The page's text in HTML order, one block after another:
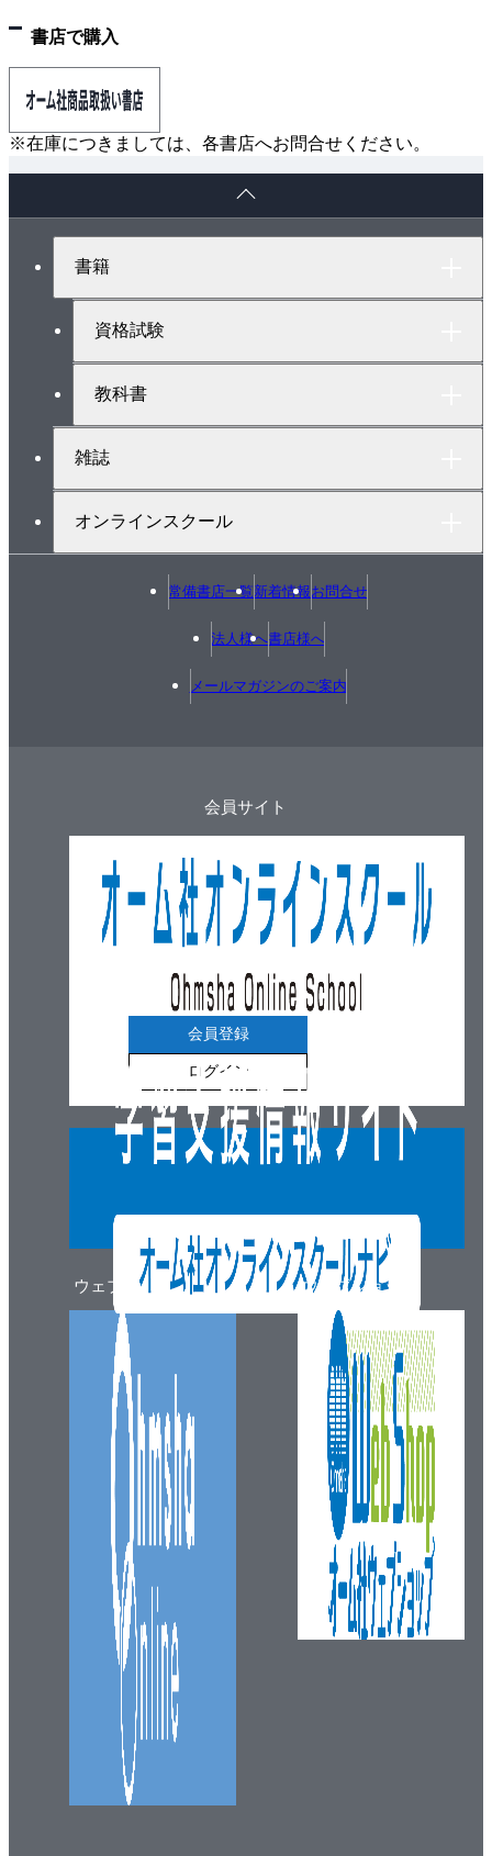
6.2 故障モデルと加速性
6.3 試験データの解析法
6.4 解析の実際事例
付録Ⅰ イオンマイグレーション試験関連規格
付録Ⅲ イオンマイグレーションに関連した用語
書店で購入
※在庫につきましては、各書店へお問合せください。
書籍
資格試験
教科書
雑誌
オンラインスクール
常備書店一覧新着情報お問合せ
法人様へ書店様へ
メールマガジンのご案内
ウェブマガジン
会員サイト
会員登録
ログイン
ウェブショップ